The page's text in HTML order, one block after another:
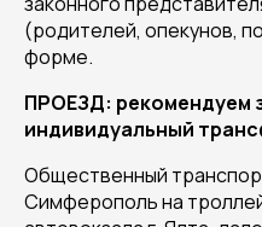
(родителей, опекунов,
форме.
ПРОЕЗД: рекомендуем
индивидуальный
Общественный
Симферополь на